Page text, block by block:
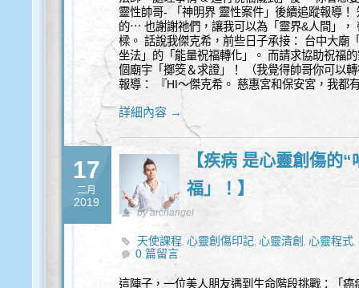
靈性帥哥- 「神明界 靈性案件」後續追蹤報導
的⋯ 也謝謝祂們，讓我可以為「靈界&人間」，
樑。 話說我傑克希，前些日子承接： 台中大廟
坐法」的「能量祝福轉化」。 而請求協助祝福
個廟宇「擲筊＆求證」！ （我覺得帥哥你可以
報導： 『HI～傑克希。 慈惠宮和保安宮，我都
詳細內容 →
17
二月
2019
【疾病 是心靈創傷的
福」！】
by archangel
天使課程,心靈創傷印記,心靈清創 ,心靈程式,
0 篇留言
這陣子，一位美人朋友遇到生命階段挑戰：「